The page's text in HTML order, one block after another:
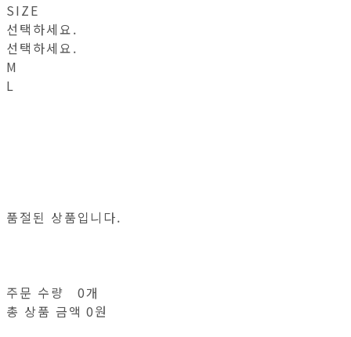
SIZE
선택하세요.
선택하세요.
M
L
품절된 상품입니다.
주문 수량
0개
총 상품 금액 0원